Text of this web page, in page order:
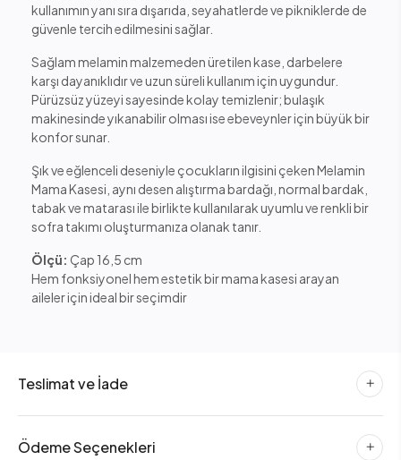
kullanımın yanı sıra dışarıda, seyahatlerde ve pikniklerde de
güvenle tercih edilmesini sağlar.
Sağlam melamin malzemeden üretilen kase, darbelere
karşı dayanıklıdır ve uzun süreli kullanım için uygundur.
Pürüzsüz yüzeyi sayesinde kolay temizlenir; bulaşık
makinesinde yıkanabilir olması ise ebeveynler için büyük bir
konfor sunar.
Şık ve eğlenceli deseniyle çocukların ilgisini çeken Melamin
Mama Kasesi, aynı desen alıştırma bardağı, normal bardak,
tabak ve matarası ile birlikte kullanılarak uyumlu ve renkli bir
sofra takımı oluşturmanıza olanak tanır.
Ölçü: Çap 16,5 cm
Hem fonksiyonel hem estetik bir mama kasesi arayan
aileler için ideal bir seçimdir
Teslimat ve İade
Ödeme Seçenekleri